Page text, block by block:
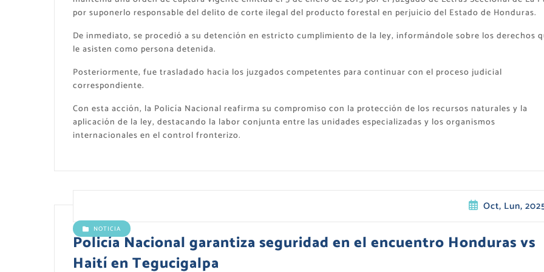
por suponerlo responsable del delito de corte ilegal del producto forestal en perjuicio del Estado de Honduras.
De inmediato, se procedió a su detención en estricto cumplimiento de la ley, informándole sobre los derechos
le asisten como persona detenida.
Posteriormente, fue trasladado hacia los juzgados competentes para continuar con el proceso judicial
correspondiente.
Con esta acción, la Policía Nacional reafirma su compromiso con la protección de los recursos naturales y la
aplicación de la ley, destacando la labor conjunta entre las unidades especializadas y los organismos
internacionales en el control fronterizo.
Oct, Lun,
NOTICIA
Policía Nacional garantiza seguridad en el encuentro Honduras vs
Haití en Tegucigalpa